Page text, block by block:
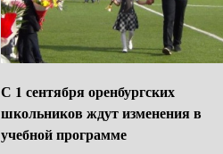
С 1 сентября оренбургских
школьников ждут изменения в
учебной программе